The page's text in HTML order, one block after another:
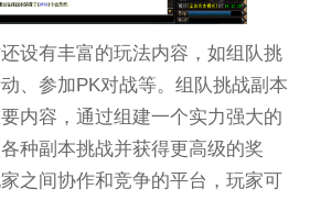
设有丰富的玩法内容，如组队挑
、参加PK对战等。组队挑战副本
内容，通过组建一个实力强大的
种副本挑战并获得更高级的奖
之间协作和竞争的平台，玩家可